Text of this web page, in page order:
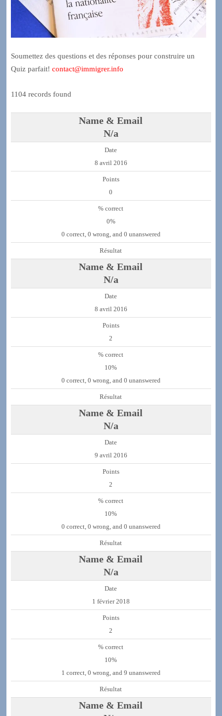
Soumettez des questions et des réponses pour construire un
Quiz parfait! contact@immigrer.info
1104 records found
N/a
8 avril 2016
0
0%
0 correct, 0 wrong, and 0 unanswered
N/a
8 avril 2016
2
10%
0 correct, 0 wrong, and 0 unanswered
N/a
9 avril 2016
2
10%
0 correct, 0 wrong, and 0 unanswered
N/a
1 février 2018
2
10%
1 correct, 0 wrong, and 9 unanswered